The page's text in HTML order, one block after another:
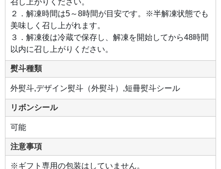
召し上がりください。
２．解凍時間は5～8時間が目安です。※半解凍状態でも
美味しく召し上がれます。
３．解凍後は冷蔵で保存し、解凍を開始してから48時間
以内に召し上がりください。
熨斗種類
外熨斗,デザイン熨斗（外熨斗）,短冊熨斗シール
リボンシール
可能
注意事項
※ギフト専用の包装はしていません。